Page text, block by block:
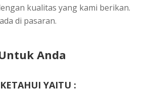
kuаlіtаѕ уаng kаmі bеrіkаn.
dі раѕаrаn.
Andа
YАІTU :